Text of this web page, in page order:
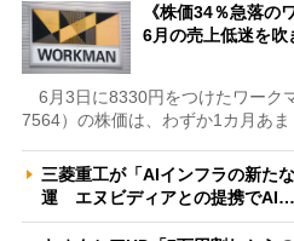
《株価34％急落の
6月の売上低迷を
6月3日に8330円をつけたワーク
7564）の株価は、わずか1カ月あ
三菱重工が「AIインフラの新た
運 エヌビディアとの提携でAI…